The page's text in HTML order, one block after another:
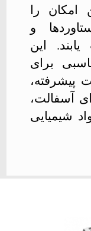
را
و
این
برای
پیشرفته،
آسفالت،
شیمیایی